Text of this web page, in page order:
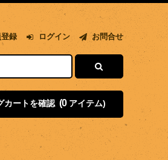
録 ログイン お問合せ
カートを確認 (0 アイテム)